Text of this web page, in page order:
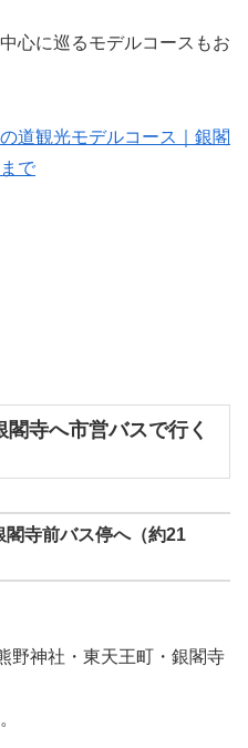
心に巡るモデルコースもお
道観光モデルコース｜銀閣
で
閣寺へ市営バスで行く
寺前バス停へ（約21
神社・東天王町・銀閣寺